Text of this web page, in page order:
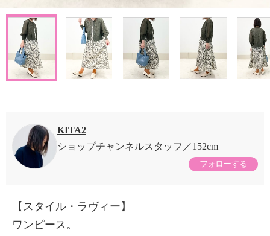
KITA2
ショップチャンネルスタッフ
152cm
フォローする
【スタイル・ラヴィー】
ワンピース。